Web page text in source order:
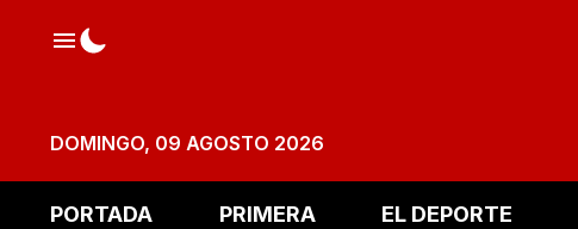
DOMINGO, 09 AGOSTO 2026
PORTADA PRIMERA EL DEPORTE